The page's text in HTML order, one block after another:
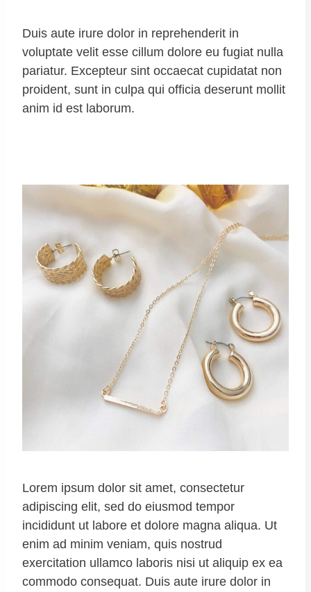
Duis aute irure dolor in reprehenderit in
voluptate velit esse cillum dolore eu fugiat nulla
pariatur. Excepteur sint occaecat cupidatat non
proident, sunt in culpa qui officia deserunt mollit
anim id est laborum.
Lorem ipsum dolor sit amet, consectetur
adipiscing elit, sed do eiusmod tempor
incididunt ut labore et dolore magna aliqua. Ut
enim ad minim veniam, quis nostrud
exercitation ullamco laboris nisi ut aliquip ex ea
commodo consequat. Duis aute irure dolor in